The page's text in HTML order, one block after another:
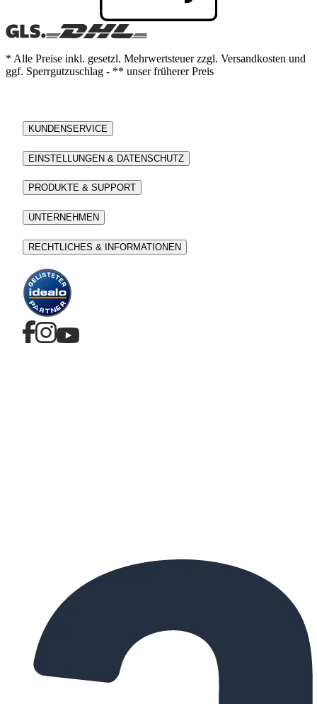
* Alle Preise inkl. gesetzl. Mehrwertsteuer zzgl. Versandkosten und
ggf. Sperrgutzuschlag - ** unser früherer Preis
KUNDENSERVICE
EINSTELLUNGEN & DATENSCHUTZ
PRODUKTE & SUPPORT
UNTERNEHMEN
RECHTLICHES & INFORMATIONEN